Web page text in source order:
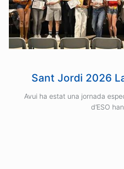
Sant Jordi 2026
Avui ha estat una jornada
d’ESO